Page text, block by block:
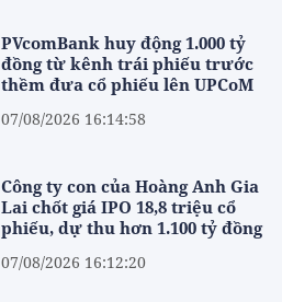
PVcomBank huy động 1.000 tỷ
đồng từ kênh trái phiếu trước
thềm đưa cổ phiếu lên UPCoM
07/08/2026 16:14:58
Công ty con của Hoàng Anh Gia
Lai chốt giá IPO 18,8 triệu cổ
phiếu, dự thu hơn 1.100 tỷ đồng
07/08/2026 16:12:20